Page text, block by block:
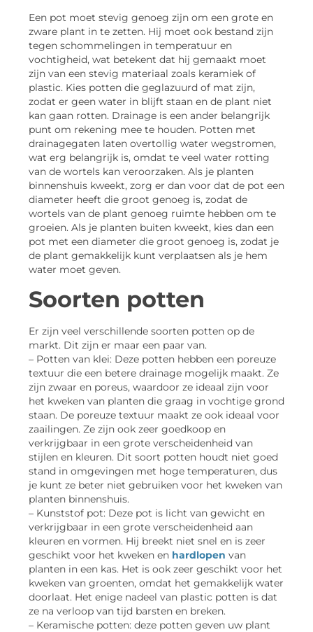
Een pot moet stevig genoeg zijn om een grote en
zware plant in te zetten. Hij moet ook bestand zijn
tegen schommelingen in temperatuur en
vochtigheid, wat betekent dat hij gemaakt moet
zijn van een stevig materiaal zoals keramiek of
plastic. Kies potten die geglazuurd of mat zijn,
zodat er geen water in blijft staan en de plant niet
kan gaan rotten. Drainage is een ander belangrijk
punt om rekening mee te houden. Potten met
drainagegaten laten overtollig water wegstromen,
wat erg belangrijk is, omdat te veel water rotting
van de wortels kan veroorzaken. Als je planten
binnenshuis kweekt, zorg er dan voor dat de pot een
diameter heeft die groot genoeg is, zodat de
wortels van de plant genoeg ruimte hebben om te
groeien. Als je planten buiten kweekt, kies dan een
pot met een diameter die groot genoeg is, zodat je
de plant gemakkelijk kunt verplaatsen als je hem
water moet geven.
Soorten potten
Er zijn veel verschillende soorten potten op de
markt. Dit zijn er maar een paar van.
– Potten van klei: Deze potten hebben een poreuze
textuur die een betere drainage mogelijk maakt. Ze
zijn zwaar en poreus, waardoor ze ideaal zijn voor
het kweken van planten die graag in vochtige grond
staan. De poreuze textuur maakt ze ook ideaal voor
zaailingen. Ze zijn ook zeer goedkoop en
verkrijgbaar in een grote verscheidenheid van
stijlen en kleuren. Dit soort potten houdt niet goed
stand in omgevingen met hoge temperaturen, dus
je kunt ze beter niet gebruiken voor het kweken van
planten binnenshuis.
– Kunststof pot: Deze pot is licht van gewicht en
verkrijgbaar in een grote verscheidenheid aan
kleuren en vormen. Hij breekt niet snel en is zeer
geschikt voor het kweken en hardlopen van
planten in een kas. Het is ook zeer geschikt voor het
kweken van groenten, omdat het gemakkelijk water
doorlaat. Het enige nadeel van plastic potten is dat
ze na verloop van tijd barsten en breken.
– Keramische potten: deze potten geven uw plant